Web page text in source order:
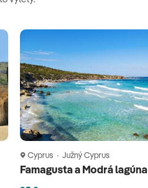
Cyprus · Južný Cyprus
Famagusta a Modrá lagúna